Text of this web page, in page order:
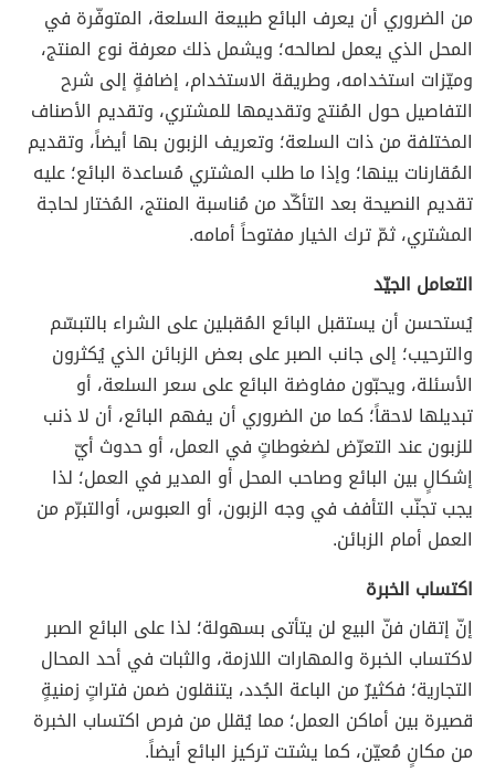
من الضروري أن يعرف البائع طبيعة السلعة، المتوفّرة في
المحل الذي يعمل لصالحه؛ ويشمل ذلك معرفة نوع المنتج،
وميّزات استخدامه، وطريقة الاستخدام، إضافةٍ إلى شرح
التفاصيل حول المُنتج وتقديمها للمشتري، وتقديم الأصناف
المختلفة من ذات السلعة؛ وتعريف الزبون بها أيضاً، وتقديم
المُقارنات بينها؛ وإذا ما طلب المشتري مُساعدة البائع؛ عليه
تقديم النصيحة بعد التأكّد من مُناسبة المنتج، المُختار لحاجة
المشتري، ثمّ ترك الخيار مفتوحاً أمامه.
التعامل الجيّد
يُستحسن أن يستقبل البائع المُقبلين على الشراء بالتبسّم
والترحيب؛ إلى جانب الصبر على بعض الزبائن الذي يُكثرون
الأسئلة، ويحبّون مفاوضة البائع على سعر السلعة، أو
تبديلها لاحقاً؛ كما من الضروري أن يفهم البائع، أن لا ذنب
للزبون عند التعرّض لضغوطاتٍ في العمل، أو حدوث أيّ
إشكالٍ بين البائع وصاحب المحل أو المدير في العمل؛ لذا
يجب تجنّب التأفف في وجه الزبون، أو العبوس، أوالتبرّم من
العمل أمام الزبائن.
اكتساب الخبرة
إنّ إتقان فنّ البيع لن يتأتى بسهولة؛ لذا على البائع الصبر
لاكتساب الخبرة والمهارات اللازمة، والثبات في أحد المحال
التجارية؛ فكثيرٌ من الباعة الجُدد، يتنقلون ضمن فتراتٍ زمنيةٍ
قصيرة بين أماكن العمل؛ مما يُقلل من فرص اكتساب الخبرة
من مكانٍ مُعيّن، كما يشتت تركيز البائع أيضاً.